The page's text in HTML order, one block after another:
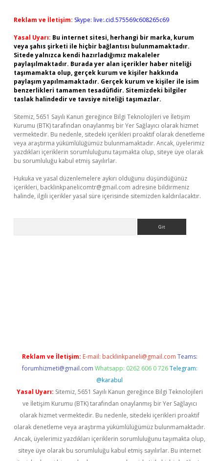
Reklam ve İletişim: Skype: live:.cid.575569c608265c69
Yasal Uyarı: Bu internet sitesi, herhangi bir marka, kurum
veya şahıs şirketi ile hiçbir bağlantısı bulunmamaktadır.
Sitede yalnızca kendi hazırladığımız makaleler
paylaşılmaktadır. Burada yer alan içerikler haber niteliği
taşımamakta olup, gerçek kurum ve kişiler hakkında
paylaşım yapılmamaktadır. Gerçek kurum ve kişiler ile isim
benzerlikleri tamamen tesadüfidir. Sitemizdeki bilgiler
taslak halindedir ve tavsiye niteliği taşımazlar.
Sitemiz, 5651 Sayılı Kanun gereğince Bilgi Teknolojileri ve İletişim
Kurumu (BTK) tarafından onaylanmış bir Yer Sağlayıcı olarak hizmet
vermektedir. Bu nedenle, sitedeki içerikleri proaktif olarak denetleme
veya araştırma yükümlülüğümüz bulunmamaktadır. Ancak, üyelerimiz
yazdıkları içeriklerin sorumluluğunu taşımakta olup, siteye üye olarak
bu sorumluluğu kabul etmiş sayılırlar.
Hukuka ve yasal düzenlemelere aykırı olduğunu düşündüğünüz
içerikleri, backlinkpanelicomtr@gmail.com adresine bildirmeniz
halinde, ilgili içerikler yasal süre içerisinde sitemizden kaldırılacaktır.
Reklam ve İletişim: E-mail: backlinkpaneli@gmail.com Teams:
forumhizmeti@gmail.com Whatsapp: 0262 606 0 726 Telegram:
@karabul
Yasal Uyarı: Sitemiz, 5651 Sayılı Kanun gereğince Bilgi Teknolojileri
ve İletişim Kurumu (BTK) tarafından onaylanmış bir Yer Sağlayıcı
olarak hizmet vermektedir. Bu nedenle, sitedeki içerikleri proaktif
olarak denetleme veya araştırma yükümlülüğümüz bulunmamaktadır.
Ancak, üyelerimiz yazdıkları içeriklerin sorumluluğunu taşımakta olup,
siteye üye olarak bu sorumluluğu kabul etmiş sayılırlar. Bu internet